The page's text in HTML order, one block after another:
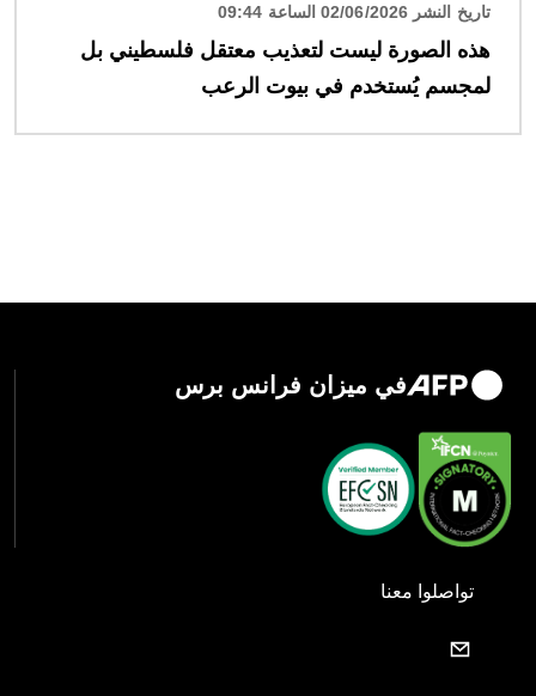
تاريخ النشر 02/06/2026 الساعة 09:44
هذه الصورة ليست لتعذيب معتقل فلسطيني بل
لمجسم يُستخدم في بيوت الرعب
في ميزان فرانس برس
تواصلوا معنا